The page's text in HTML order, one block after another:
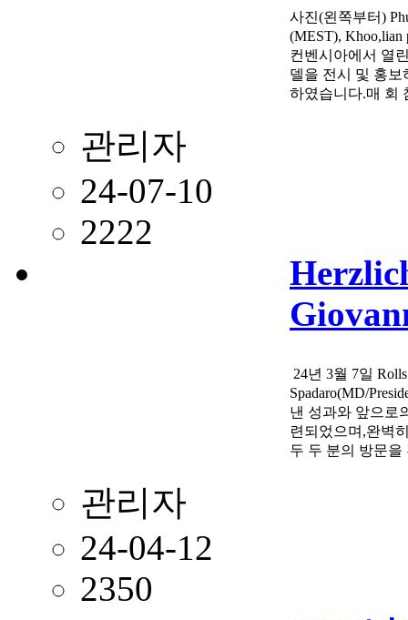
사진(왼쪽부터)
(MEST),
컨벤시아에서 열
델을 전시 및 홍보
하였습니다.매 회
관리자
24-07-10
2222
24년 3월 7일
Spadaro(MD​/
낸 성과와 앞으로
련되었으며,완벽
두 두 분의 방문
관리자
24-04-12
2350